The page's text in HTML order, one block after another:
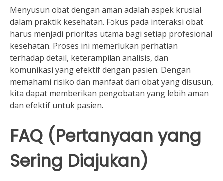
Menyusun obat dengan aman adalah aspek krusial
dalam praktik kesehatan. Fokus pada interaksi obat
harus menjadi prioritas utama bagi setiap profesional
kesehatan. Proses ini memerlukan perhatian
terhadap detail, keterampilan analisis, dan
komunikasi yang efektif dengan pasien. Dengan
memahami risiko dan manfaat dari obat yang disusun,
kita dapat memberikan pengobatan yang lebih aman
dan efektif untuk pasien.
FAQ (Pertanyaan yang
Sering Diajukan)